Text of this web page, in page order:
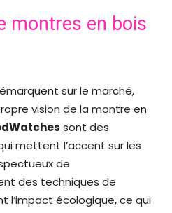
montres en bois
sur le marché,
vision de la montre en
sont des
mettent l’accent sur les
de
des techniques de
l’impact écologique, ce qui